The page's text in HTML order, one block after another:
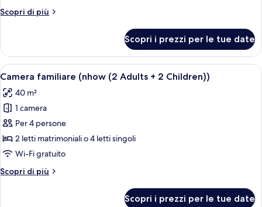
Suite
Scopri di più
Altri
Sea
View
Suite
Scopri i prezzi per le tue date
Apri
tutte
le
foto
per
Camera
familiare
(2
Camera d'albergo moderna con un
9
Camera familiare (nhow (2 Adults + 2 Children))
40 m²
1 camera
Per 4 persone
2 letti matrimoniali o 4 letti singoli
Wi-Fi gratuito
Scopri di più
Altri
Scopri i prezzi per le tue date